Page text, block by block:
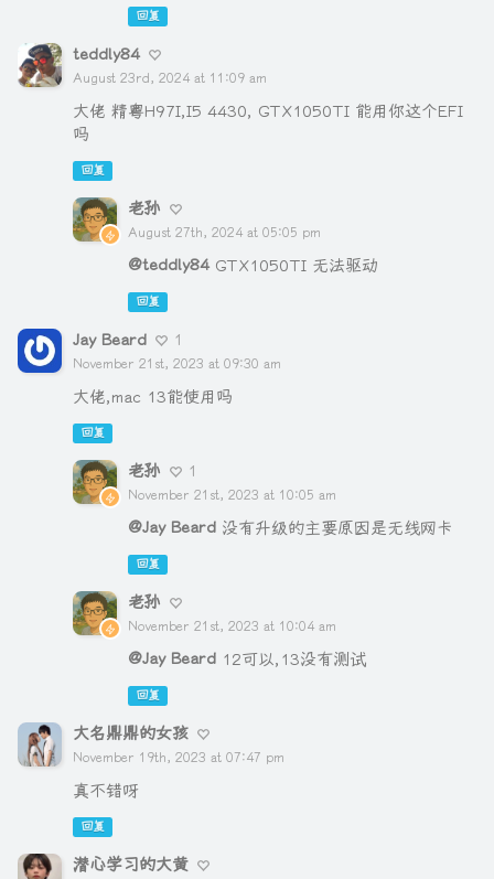
回复
teddly84
August 23rd, 2024 at 11:09 am
大佬 精粤H97I,I5 4430, GTX1050TI 能用你这个EFI
吗
回复
老孙
August 27th, 2024 at 05:05 pm
@teddly84 GTX1050TI 无法驱动
回复
Jay Beard 1
November 21st, 2023 at 09:30 am
大佬,mac 13能使用吗
回复
老孙 1
November 21st, 2023 at 10:05 am
@Jay Beard 没有升级的主要原因是无线网卡
回复
老孙
November 21st, 2023 at 10:04 am
@Jay Beard 12可以,13没有测试
回复
大名鼎鼎的女孩
November 19th, 2023 at 07:47 pm
真不错呀
回复
潜心学习的大黄